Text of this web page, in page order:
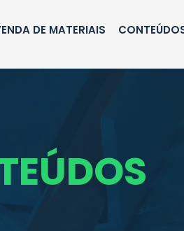
DE MATERIAIS